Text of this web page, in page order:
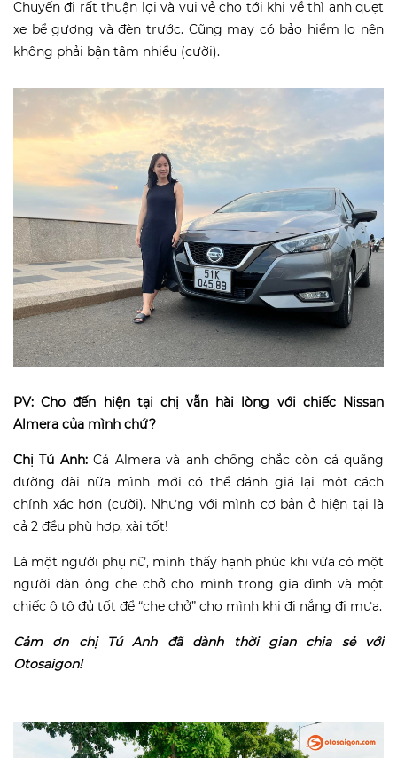
Chuyến đi rất thuận lợi và vui vẻ cho tới khi về thì anh quẹt
xe bể gương và đèn trước. Cũng may có bảo hiểm lo nên
không phải bận tâm nhiều (cười).
PV: Cho đến hiện tại chị vẫn hài lòng với chiếc Nissan
Almera của mình chứ?
Chị Tú Anh:Cả Almera và anh chồng chắc còn cả quãng
đường dài nữa mình mới có thể đánh giá lại một cách
chính xác hơn (cười). Nhưng với mình cơ bản ở hiện tại là
cả 2 đều phù hợp, xài tốt!
Là một người phụ nữ, mình thấy hạnh phúc khi vừa có một
người đàn ông che chở cho mình trong gia đình và một
chiếc ô tô đủ tốt để “che chở” cho mình khi đi nắng đi mưa.
Cảm ơn chị Tú Anh đã dành thời gian chia sẻ với
Otosaigon!